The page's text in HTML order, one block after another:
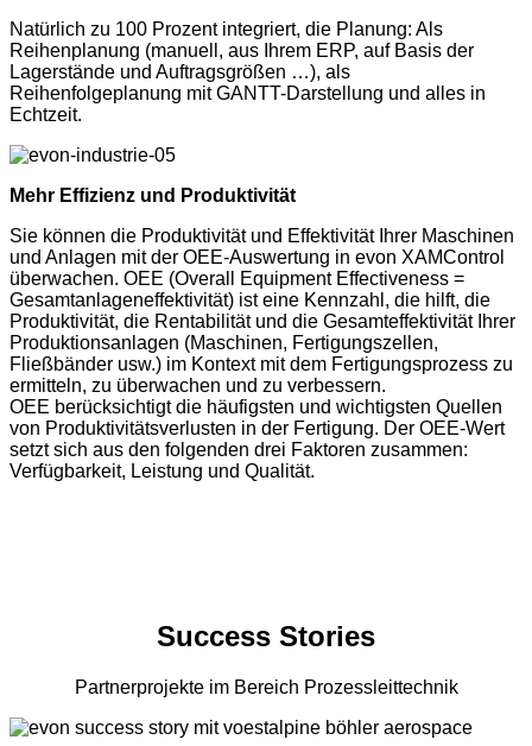
Natürlich zu 100 Prozent integriert, die Planung: Als
Reihenplanung (manuell, aus Ihrem ERP, auf Basis der
Lagerstände und Auftragsgrößen …), als
Reihenfolgeplanung mit GANTT-Darstellung und alles in
Echtzeit.
Mehr Effizienz und Produktivität
Sie können die Produktivität und Effektivität Ihrer Maschinen
und Anlagen mit der OEE-Auswertung in evon XAMControl
überwachen. OEE (Overall Equipment Effectiveness =
Gesamtanlageneffektivität) ist eine Kennzahl, die hilft, die
Produktivität, die Rentabilität und die Gesamteffektivität Ihrer
Produktionsanlagen (Maschinen, Fertigungszellen,
Fließbänder usw.) im Kontext mit dem Fertigungsprozess zu
ermitteln, zu überwachen und zu verbessern.
OEE berücksichtigt die häufigsten und wichtigsten Quellen
von Produktivitätsverlusten in der Fertigung. Der OEE-Wert
setzt sich aus den folgenden drei Faktoren zusammen:
Verfügbarkeit, Leistung und Qualität.
Success Stories
Partnerprojekte im Bereich Prozessleittechnik